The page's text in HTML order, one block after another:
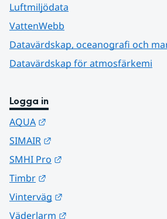
Luftmiljödata
VattenWebb
Datavärdskap, oceanografi och
Datavärdskap för atmosfärkemi
Logga in
AQUA
SIMAIR
SMHI Pro
Timbr
Vinterväg
Väderlarm